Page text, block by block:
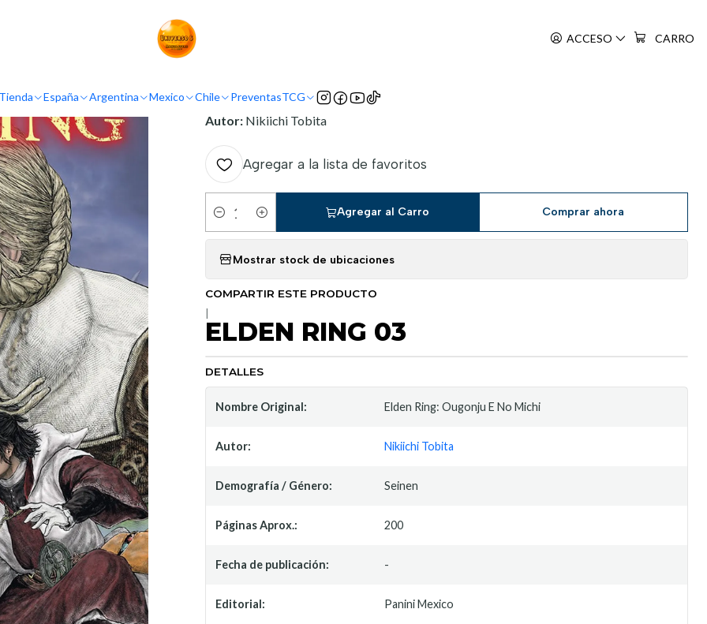
ACCESO CARRO
Tienda España Argentina Mexico Chile PreventasTCG
Nombre original:Elden Ring: Ougonju E No Michi
Autor: Nikiichi Tobita
Agregar a la lista de favoritos
Cantidad
Agregar al Carro Comprar ahora
Mostrar stock de ubicaciones
COMPARTIR ESTE PRODUCTO
ELDEN RING 03
DETALLES
Nombre Original: Elden Ring: Ougonju E No Michi
Autor: Nikiichi Tobita
Demografía / Género: Seinen
Páginas Aprox.: 200
Fecha de publicación: -
Editorial: Panini Mexico